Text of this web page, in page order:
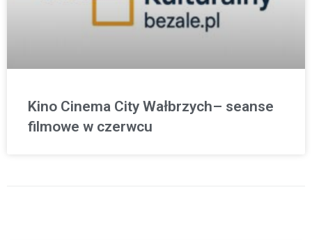
Kino Cinema City Wałbrzych– seanse
filmowe w czerwcu